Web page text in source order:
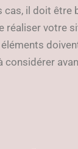
cas, il doit être
réaliser votre
considérer